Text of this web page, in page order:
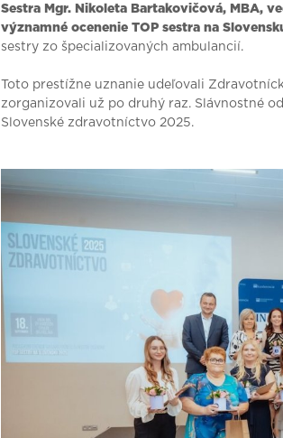
Sestra Mgr. Nikoleta Bartakovičová, MBA,
významné ocenenie TOP sestra na
sestry zo špecializovaných ambulancií.
Toto prestížne uznanie udeľovali
zorganizovali už po druhý raz. Slávnostné
Slovenské zdravotníctvo 2025.